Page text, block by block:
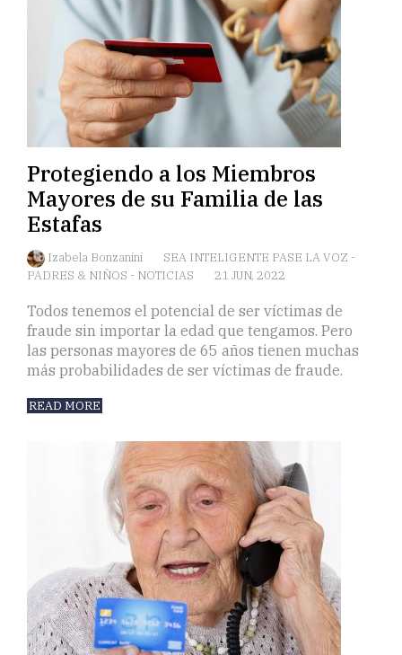
Protegiendo a los Miembros
Mayores de su Familia de las
Estafas
Izabela Bonzanini SEA INTELIGENTE PASE LA VOZ -
PADRES & NIÑOS - NOTICIAS 21 JUN, 2022
Todos tenemos el potencial de ser víctimas de
fraude sin importar la edad que tengamos. Pero
las personas mayores de 65 años tienen muchas
más probabilidades de ser víctimas de fraude.
READ MORE